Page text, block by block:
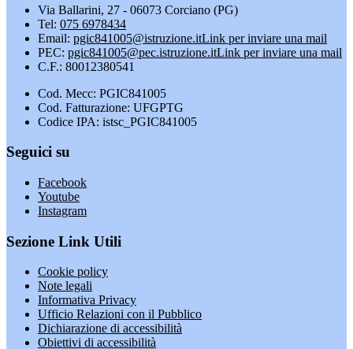
Via Ballarini, 27 - 06073 Corciano (PG)
Tel: 075 6978434
Email: pgic841005@istruzione.itLink per inviare una mail
PEC: pgic841005@pec.istruzione.itLink per inviare una mail
C.F.: 80012380541
Cod. Mecc: PGIC841005
Cod. Fatturazione: UFGPTG
Codice IPA: istsc_PGIC841005
Seguici su
Facebook
Youtube
Instagram
Sezione Link Utili
Cookie policy
Note legali
Informativa Privacy
Ufficio Relazioni con il Pubblico
Dichiarazione di accessibilità
Obiettivi di accessibilità